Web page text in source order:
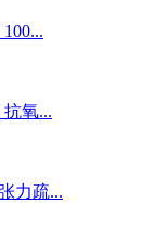
氧...
力疏...